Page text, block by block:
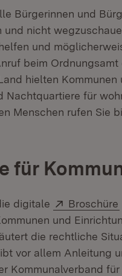
Bürgerinnen und
und nicht
und
beim
hielten
Nachtquartiere für
Menschen rufen Sie
für
digitale Extern:
Broschüre
und
die rechtliche
vor allem Anleitung
Kommunalverband